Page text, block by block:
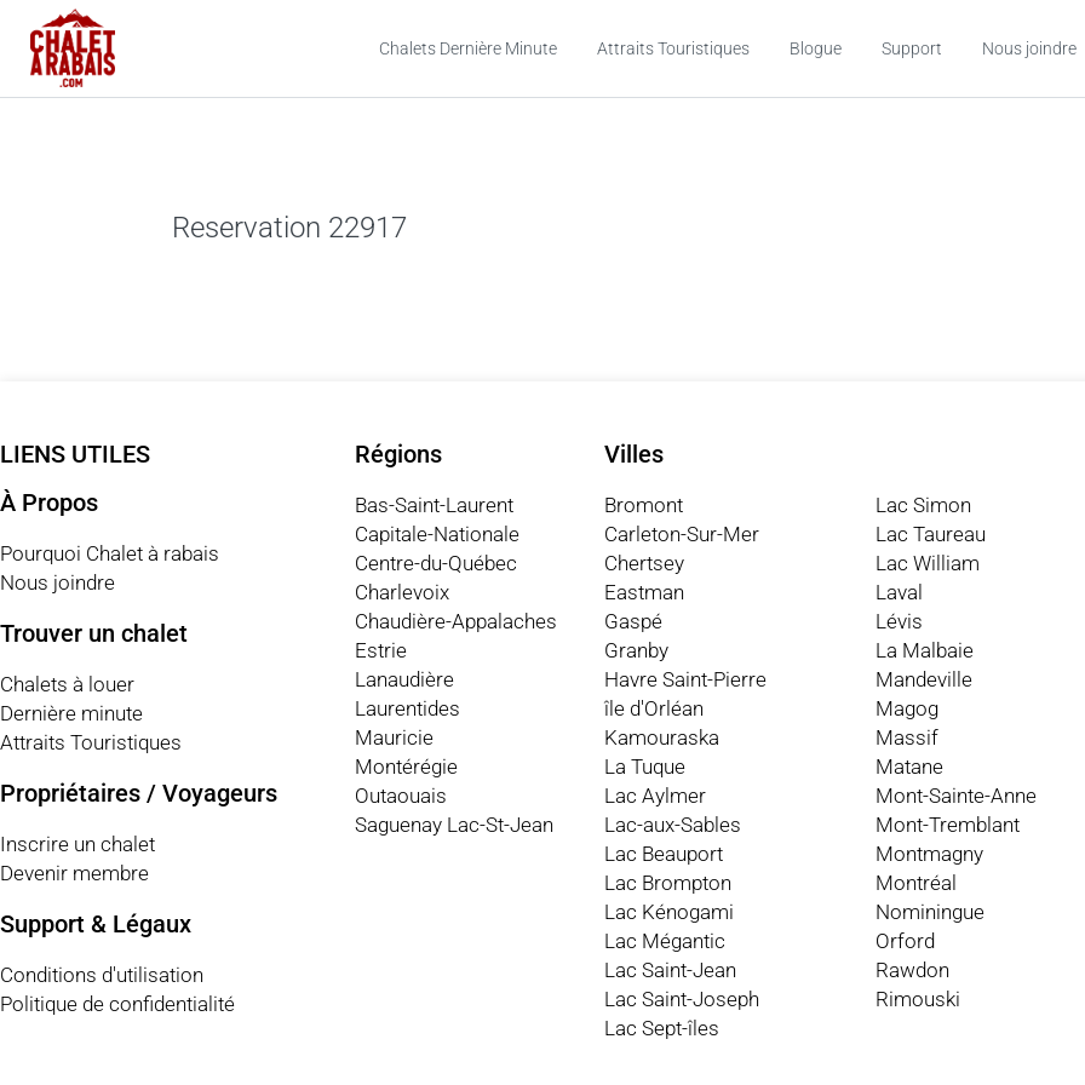
Chalets Dernière Minute Attraits Touristiques Blogue Support Nous joindre
Reservation 22917
LIENS UTILES
À Propos
Pourquoi Chalet à rabais
Nous joindre
Trouver un chalet
Chalets à louer
Dernière minute
Attraits Touristiques
Propriétaires / Voyageurs
Inscrire un chalet
Devenir membre
Support & Légaux
Conditions d'utilisation
Politique de confidentialité
Régions
Bas-Saint-Laurent
Capitale-Nationale
Centre-du-Québec
Charlevoix
Chaudière-Appalaches
Estrie
Lanaudière
Laurentides
Mauricie
Montérégie
Outaouais
Saguenay Lac-St-Jean
Villes
Bromont
Carleton-Sur-Mer
Chertsey
Eastman
Gaspé
Granby
Havre Saint-Pierre
île d'Orléan
Kamouraska
La Tuque
Lac Aylmer
Lac-aux-Sables
Lac Beauport
Lac Brompton
Lac Kénogami
Lac Mégantic
Lac Saint-Jean
Lac Saint-Joseph
Lac Sept-îles
Lac Simon
Lac Taureau
Lac William
Laval
Lévis
La Malbaie
Mandeville
Magog
Massif
Matane
Mont-Sainte-Anne
Mont-Tremblant
Montmagny
Montréal
Nominingue
Orford
Rawdon
Rimouski